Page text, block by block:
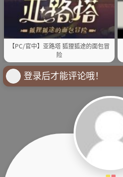
【PC/官中】亚路塔 狐狸狐途的面包冒
险
登录后才能评论哦！